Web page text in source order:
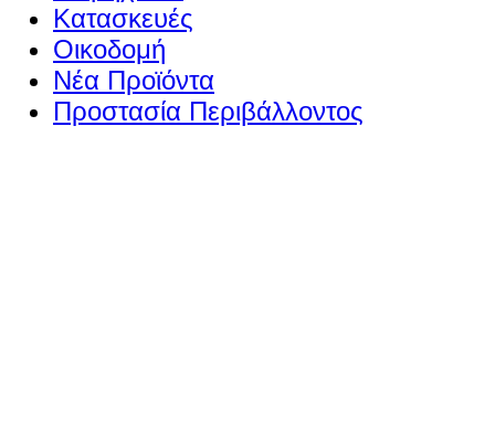
Κατασκευές
Οικοδομή
Νέα Προϊόντα
Προστασία Περιβάλλοντος